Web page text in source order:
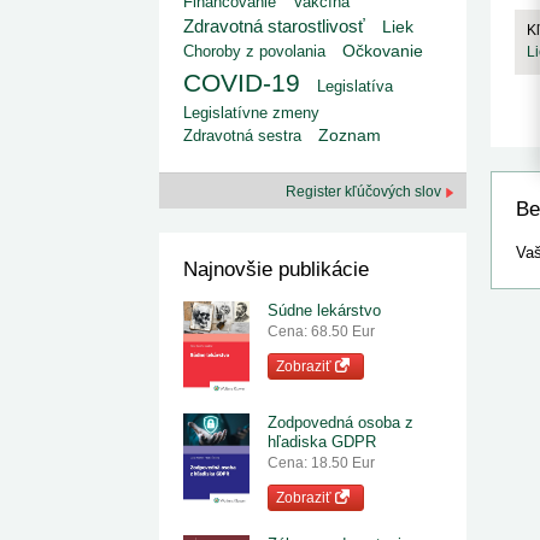
1. 7. 2026
redakcia
Ministerstvo zdravotníctva zverejnilo aktualizovaný
zoznam kategori...
29. 6. 2026
redakcia
Rezort zdravotníctva zverejnil zoznam
kategorizovaných špeciálnych ...
29. 6. 2026
redakcia
starostlivosti v centrách z...
redakcia
Od 1. augusta 2026 sa
implementáciu nových
knižke
Zdravotná starostlivosť Liek
Choroby z povolania Očkovanie
COVID-19
Legislatíva
Legislatívne zmeny
Zdravotná sestra
Zoznam
Register kľúčových slov
Najnovšie publikácie
Súdne lekárstvo
Cena: 68.50 Eur
Zobraziť
Zodpovedná osoba z
hľadiska GDPR
Cena: 18.50 Eur
Zobraziť